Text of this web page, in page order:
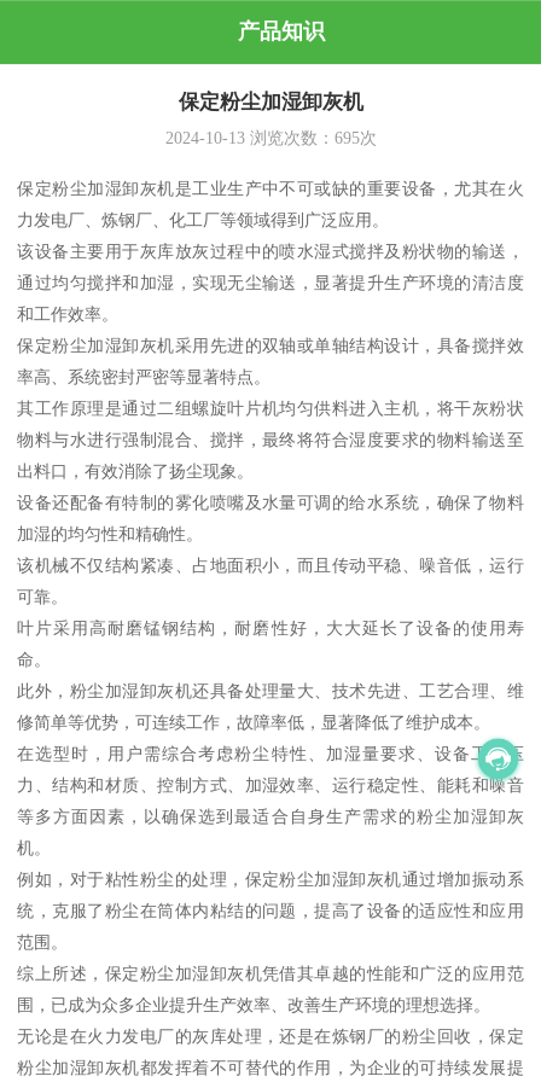
产品知识
保定粉尘加湿卸灰机
2024-10-13浏览次数： 695次
保定粉尘加湿卸灰机是工业生产中不可或缺的重要设备，尤其在火
力发电厂、炼钢厂、化工厂等领域得到广泛应用。
该设备主要用于灰库放灰过程中的喷水湿式搅拌及粉状物的输送，
通过均匀搅拌和加湿，实现无尘输送，显著提升生产环境的清洁度
和工作效率。
保定粉尘加湿卸灰机采用先进的双轴或单轴结构设计，具备搅拌效
率高、系统密封严密等显著特点。
其工作原理是通过二组螺旋叶片机均匀供料进入主机，将干灰粉状
物料与水进行强制混合、搅拌，最终将符合湿度要求的物料输送至
出料口，有效消除了扬尘现象。
设备还配备有特制的雾化喷嘴及水量可调的给水系统，确保了物料
加湿的均匀性和精确性。
该机械不仅结构紧凑、占地面积小，而且传动平稳、噪音低，运行
可靠。
叶片采用高耐磨锰钢结构，耐磨性好，大大延长了设备的使用寿
命。
此外，粉尘加湿卸灰机还具备处理量大、技术先进、工艺合理、维
修简单等优势，可连续工作，故障率低，显著降低了维护成本。
在选型时，用户需综合考虑粉尘特性、加湿量要求、设备工作压
力、结构和材质、控制方式、加湿效率、运行稳定性、能耗和噪音
等多方面因素，以确保选到最适合自身生产需求的粉尘加湿卸灰
机。
例如，对于粘性粉尘的处理，保定粉尘加湿卸灰机通过增加振动系
统，克服了粉尘在筒体内粘结的问题，提高了设备的适应性和应用
范围。
综上所述，保定粉尘加湿卸灰机凭借其卓越的性能和广泛的应用范
围，已成为众多企业提升生产效率、改善生产环境的理想选择。
无论是在火力发电厂的灰库处理，还是在炼钢厂的粉尘回收，保定
粉尘加湿卸灰机都发挥着不可替代的作用，为企业的可持续发展提